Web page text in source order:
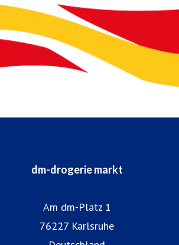
dm-drogerie markt
Am dm-Platz 1
76227 Karlsruhe